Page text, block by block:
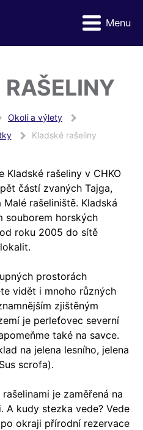
Menu
Okolí a výlety
Kladské rašeliny
Kladské rašeliny v CHKO
částí zvaných Tajga,
Malé rašeliniště. Kladská
souborem horských
roku 2005 do sítě
prostorách
vidět i mnoho různých
zjištěným
je perleťovec severní
také na savce.
na jelena lesního, jelena
scrofa).
je zaměřená na
A kudy stezka vede? Vede
okraji přírodní rezervace